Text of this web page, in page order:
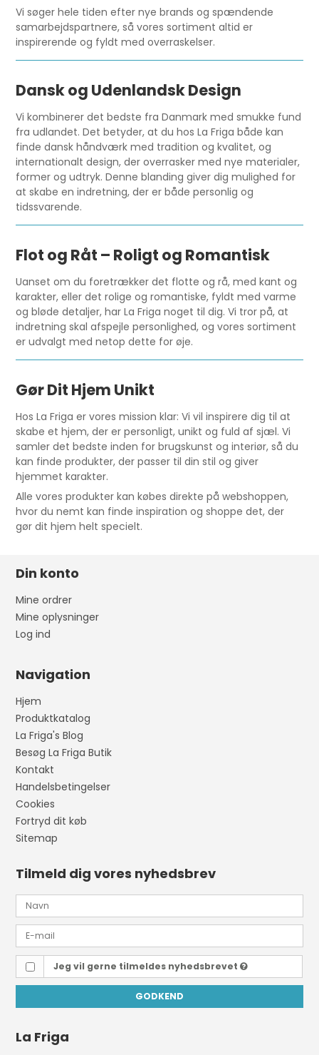
Vi søger hele tiden efter nye brands og spændende
samarbejdspartnere, så vores sortiment altid er
inspirerende og fyldt med overraskelser.
Dansk og Udenlandsk Design
Vi kombinerer det bedste fra Danmark med smukke fund
fra udlandet. Det betyder, at du hos La Friga både kan
finde dansk håndværk med tradition og kvalitet, og
internationalt design, der overrasker med nye materialer,
former og udtryk. Denne blanding giver dig mulighed for
at skabe en indretning, der er både personlig og
tidssvarende.
Flot og Råt – Roligt og Romantisk
Uanset om du foretrækker det flotte og rå, med kant og
karakter, eller det rolige og romantiske, fyldt med varme
og bløde detaljer, har La Friga noget til dig. Vi tror på, at
indretning skal afspejle personlighed, og vores sortiment
er udvalgt med netop dette for øje.
Gør Dit Hjem Unikt
Hos La Friga er vores mission klar: Vi vil inspirere dig til at
skabe et hjem, der er personligt, unikt og fuld af sjæl. Vi
samler det bedste inden for brugskunst og interiør, så du
kan finde produkter, der passer til din stil og giver
hjemmet karakter.
Alle vores produkter kan købes direkte på webshoppen,
hvor du nemt kan finde inspiration og shoppe det, der
gør dit hjem helt specielt.
Din konto
Mine ordrer
Mine oplysninger
Log ind
Navigation
Hjem
Produktkatalog
La Friga's Blog
Besøg La Friga Butik
Kontakt
Handelsbetingelser
Cookies
Fortryd dit køb
Sitemap
Tilmeld dig vores nyhedsbrev
Jeg vil gerne tilmeldes nyhedsbrevet
GODKEND
La Friga